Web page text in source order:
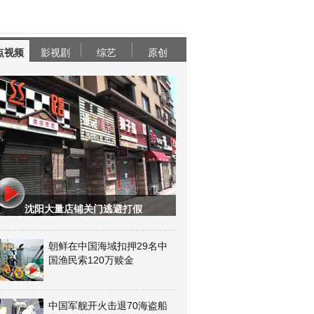
视频 影视剧 综艺 原创
沈阳大量店铺关门逃避打假
朝鲜在中国海域扣押29名中
国渔民索120万赎金
中国军舰开火击退70海盗船